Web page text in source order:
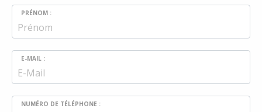
PRÉNOM :
E-MAIL :
NUMÉRO DE TÉLÉPHONE :